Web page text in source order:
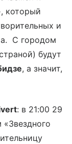
который
и
С городом
будут
, а значит,
: в 21:00 29
«Звездного